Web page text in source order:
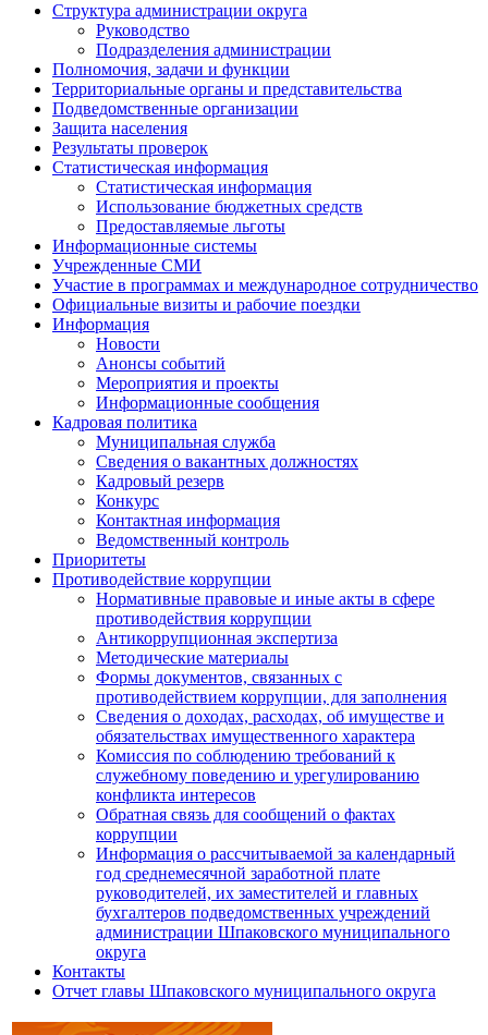
Структура администрации округа
Руководство
Подразделения администрации
Полномочия, задачи и функции
Территориальные органы и представительства
Подведомственные организации
Защита населения
Результаты проверок
Статистическая информация
Статистическая информация
Использование бюджетных средств
Предоставляемые льготы
Информационные системы
Учрежденные СМИ
Участие в программах и международное сотрудничество
Официальные визиты и рабочие поездки
Информация
Новости
Анонсы событий
Мероприятия и проекты
Информационные сообщения
Кадровая политика
Муниципальная служба
Сведения о вакантных должностях
Кадровый резерв
Конкурс
Контактная информация
Ведомственный контроль
Приоритеты
Противодействие коррупции
Нормативные правовые и иные акты в сфере
противодействия коррупции
Антикоррупционная экспертиза
Методические материалы
Формы документов, связанных с
противодействием коррупции, для заполнения
Сведения о доходах, расходах, об имуществе и
обязательствах имущественного характера
Комиссия по соблюдению требований к
служебному поведению и урегулированию
конфликта интересов
Обратная связь для сообщений о фактах
коррупции
Информация о рассчитываемой за календарный
год среднемесячной заработной плате
руководителей, их заместителей и главных
бухгалтеров подведомственных учреждений
администрации Шпаковского муниципального
округа
Контакты
Отчет главы Шпаковского муниципального округа